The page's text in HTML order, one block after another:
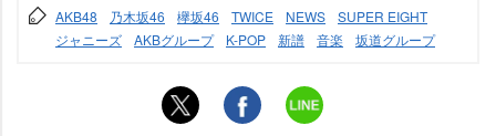
AKB48 乃木坂46 欅坂46 TWICE NEWS
SUPER EIGHT
ジャニーズ
AKBグループ K-POP 新譜 音楽 坂道グループ